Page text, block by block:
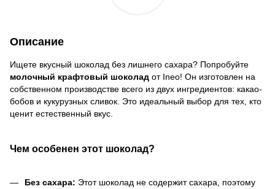
Описание
Ищете вкусный шоколад без лишнего сахара? Попробуйте
молочный крафтовый шоколад от Ineo! Он изготовлен на
собственном производстве всего из двух ингредиентов: какао-
бобов и кукурузных сливок. Это идеальный выбор для тех, кто
ценит естественный вкус.
Чем особенен этот шоколад?
Без сахара: Этот шоколад не содержит сахара, поэтому